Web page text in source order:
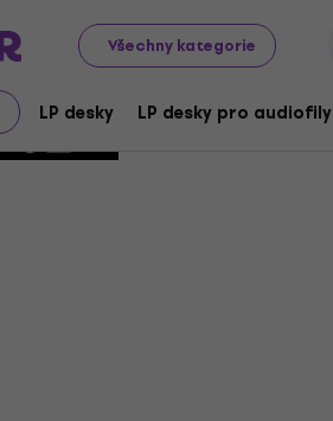
Všechny kategorie
LP desky LP desky pro audiofily
Deadly Magic